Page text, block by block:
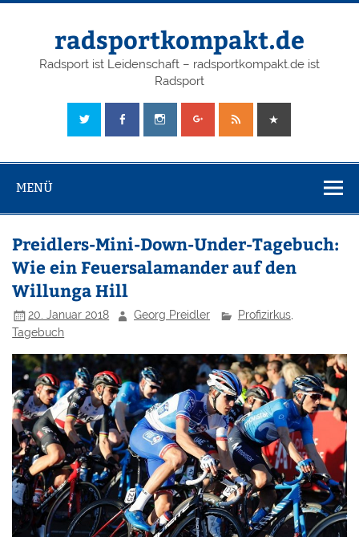
radsportkompakt.de
Radsport ist Leidenschaft – radsportkompakt.de ist
Radsport
MENÜ
Preidlers-Mini-Down-Under-Tagebuch:
Wie ein Feuersalamander auf den
Willunga Hill
20. Januar 2018 Georg Preidler Profizirkus,
Tagebuch